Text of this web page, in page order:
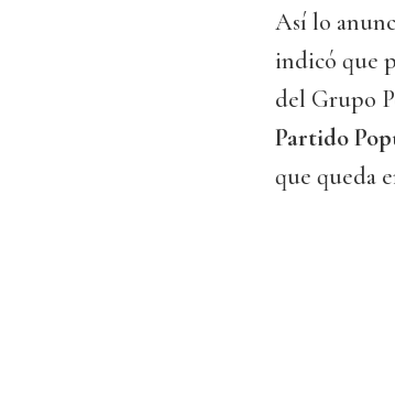
Así lo
indicó que
del Grupo
Partido
que queda